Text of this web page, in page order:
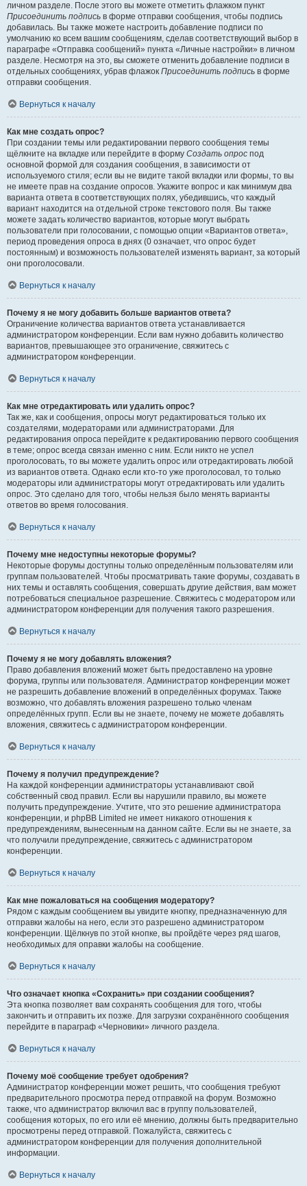
личном разделе. После этого вы можете отметить флажком пункт
Присоединить подпись в форме отправки сообщения, чтобы подпись
добавилась. Вы также можете настроить добавление подписи по
умолчанию ко всем вашим сообщениям, сделав соответствующий выбор в
параграфе «Отправка сообщений» пункта «Личные настройки» в личном
разделе. Несмотря на это, вы сможете отменить добавление подписи в
отдельных сообщениях, убрав флажок Присоединить подпись в форме
отправки сообщения.
Вернуться к началу
Как мне создать опрос?
При создании темы или редактировании первого сообщения темы
щёлкните на вкладке или перейдите в форму Создать опрос под
основной формой для создания сообщения, в зависимости от
используемого стиля; если вы не видите такой вкладки или формы, то вы
не имеете прав на создание опросов. Укажите вопрос и как минимум два
варианта ответа в соответствующих полях, убедившись, что каждый
вариант находится на отдельной строке текстового поля. Вы также
можете задать количество вариантов, которые могут выбрать
пользователи при голосовании, с помощью опции «Вариантов ответа»,
период проведения опроса в днях (0 означает, что опрос будет
постоянным) и возможность пользователей изменять вариант, за который
они проголосовали.
Вернуться к началу
Почему я не могу добавить больше вариантов ответа?
Ограничение количества вариантов ответа устанавливается
администратором конференции. Если вам нужно добавить количество
вариантов, превышающее это ограничение, свяжитесь с
администратором конференции.
Вернуться к началу
Как мне отредактировать или удалить опрос?
Так же, как и сообщения, опросы могут редактироваться только их
создателями, модераторами или администраторами. Для
редактирования опроса перейдите к редактированию первого сообщения
в теме; опрос всегда связан именно с ним. Если никто не успел
проголосовать, то вы можете удалить опрос или отредактировать любой
из вариантов ответа. Однако если кто-то уже проголосовал, то только
модераторы или администраторы могут отредактировать или удалить
опрос. Это сделано для того, чтобы нельзя было менять варианты
ответов во время голосования.
Вернуться к началу
Почему мне недоступны некоторые форумы?
Некоторые форумы доступны только определённым пользователям или
группам пользователей. Чтобы просматривать такие форумы, создавать в
них темы и оставлять сообщения, совершать другие действия, вам может
потребоваться специальное разрешение. Свяжитесь с модератором или
администратором конференции для получения такого разрешения.
Вернуться к началу
Почему я не могу добавлять вложения?
Право добавления вложений может быть предоставлено на уровне
форума, группы или пользователя. Администратор конференции может
не разрешить добавление вложений в определённых форумах. Также
возможно, что добавлять вложения разрешено только членам
определённых групп. Если вы не знаете, почему не можете добавлять
вложения, свяжитесь с администратором конференции.
Вернуться к началу
Почему я получил предупреждение?
На каждой конференции администраторы устанавливают свой
собственный свод правил. Если вы нарушили правило, вы можете
получить предупреждение. Учтите, что это решение администратора
конференции, и phpBB Limited не имеет никакого отношения к
предупреждениям, вынесенным на данном сайте. Если вы не знаете, за
что получили предупреждение, свяжитесь с администратором
конференции.
Вернуться к началу
Как мне пожаловаться на сообщения модератору?
Рядом с каждым сообщением вы увидите кнопку, предназначенную для
отправки жалобы на него, если это разрешено администратором
конференции. Щёлкнув по этой кнопке, вы пройдёте через ряд шагов,
необходимых для оправки жалобы на сообщение.
Вернуться к началу
Что означает кнопка «Сохранить» при создании сообщения?
Эта кнопка позволяет вам сохранять сообщения для того, чтобы
закончить и отправить их позже. Для загрузки сохранённого сообщения
перейдите в параграф «Черновики» личного раздела.
Вернуться к началу
Почему моё сообщение требует одобрения?
Администратор конференции может решить, что сообщения требуют
предварительного просмотра перед отправкой на форум. Возможно
также, что администратор включил вас в группу пользователей,
сообщения которых, по его или её мнению, должны быть предварительно
просмотрены перед отправкой. Пожалуйста, свяжитесь с
администратором конференции для получения дополнительной
информации.
Вернуться к началу